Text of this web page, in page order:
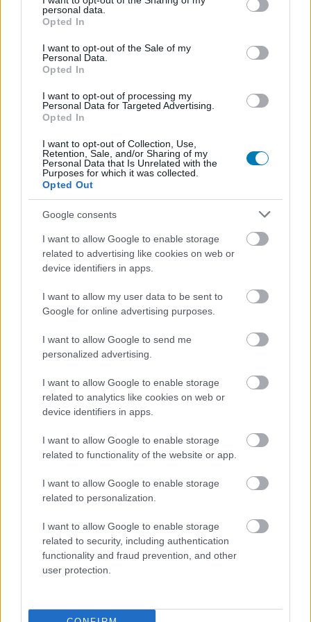
grant or deny consent to Google and its third-party tags to
use your data for below specified purposes in below Google
consent section.
personal data.
Opted In
I want to opt-out of the Sale of my
Personal Data.
Opted In
I want to opt-out of processing my
Personal Data for Targeted Advertising.
Opted In
I want to opt-out of Collection, Use,
Retention, Sale, and/or Sharing of my
Personal Data that Is Unrelated with the
Purposes for which it was collected.
Opted Out
Google consents
I want to allow Google to enable storage
related to advertising like cookies on web or
device identifiers in apps.
I want to allow my user data to be sent to
Google for online advertising purposes.
I want to allow Google to send me
personalized advertising.
I want to allow Google to enable storage
related to analytics like cookies on web or
device identifiers in apps.
I want to allow Google to enable storage
related to functionality of the website or app.
I want to allow Google to enable storage
related to personalization.
I want to allow Google to enable storage
related to security, including authentication
functionality and fraud prevention, and other
user protection.
Hozzászólások
Nagy siker a felújított
Stronghold Crusader, már
készül az első krokodilos DLC
Chavalier|2025 augusztus 12. 08:46
Nagyot ment a Steamen a Firefly Studios
középkori RTS-e, a Stronghold Crusader:
Definitive Edition.
Ismét a diadal mámorában úszik a Friefly Studios, és
ehhez nem egy vadonatúj Stronghold epizód kellett,
hanem az, hogy feljavítva és kibővítve piacra dobja 23
Definitive Editiont. Még nincs három hete, hogy
berobbant a piacra, de már most sikerült olyan
csúcsokat meghódítania, amelyekről sok veterán
fejlesztő csak álmodik. Negyedmillió eladott példány, 90
négyezer felhasználói vélemény alapján, egyszerre több